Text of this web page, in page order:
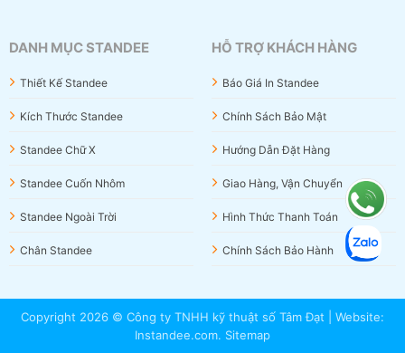
DANH MỤC STANDEE
Thiết Kế Standee
Kích Thước Standee
Standee Chữ X
Standee Cuốn Nhôm
Standee Ngoài Trời
Chân Standee
HỖ TRỢ KHÁCH HÀNG
Báo Giá In Standee
Chính Sách Bảo Mật
Hướng Dẫn Đặt Hàng
Giao Hàng, Vận Chuyển
Hình Thức Thanh Toán
Chính Sách Bảo Hành
Copyright 2026 © Công ty TNHH kỹ thuật số Tâm Đạt | Website:
Instandee.com. Sitemap